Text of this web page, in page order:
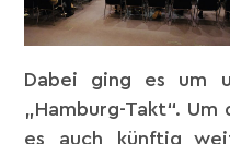
Dabei ging es um
„Hamburg-Takt“.
es auch künftig